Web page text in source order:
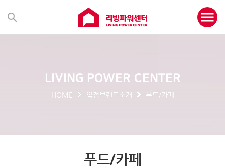
LIVING POWER CENTER
HOME 입점브랜드소개 푸드/카페
푸드/카페